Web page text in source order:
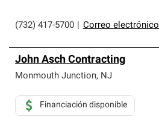
(732) 417-5700 Correo electrónico
John Asch Contracting
Monmouth Junction, NJ
Financiación disponible